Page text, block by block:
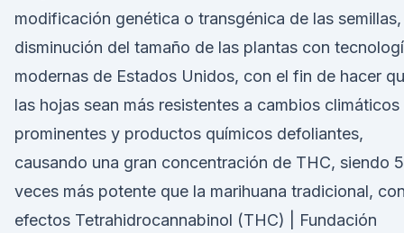
modificación genética o transgénica de las
disminución del tamaño de las plantas con
modernas de Estados Unidos, con el fin de hacer
las hojas sean más resistentes a cambios climáticos
prominentes y productos químicos defoliantes,
causando una gran concentración de THC, siendo 5
veces más potente que la marihuana tradicional, con
efectos Tetrahidrocannabinol (THC) | Fundación